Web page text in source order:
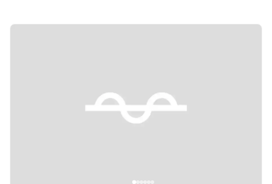
Previous slide